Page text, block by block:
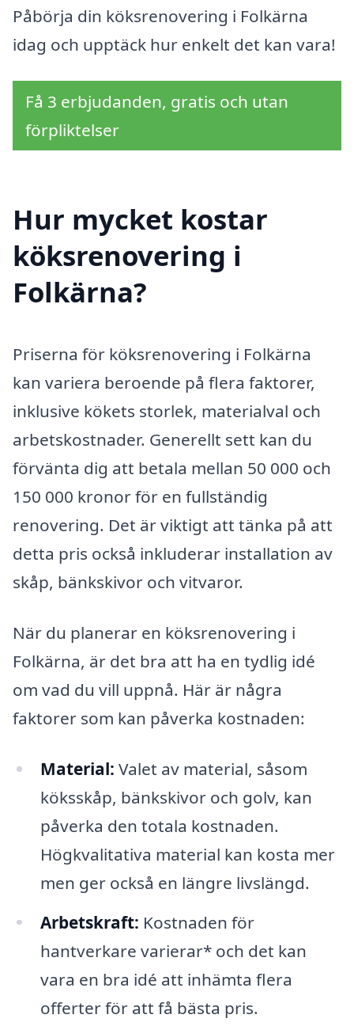
Påbörja din köksrenovering i Folkärna
idag och upptäck hur enkelt det kan vara!
Få 3 erbjudanden, gratis och utan
förpliktelser
Hur mycket kostar
köksrenovering i
Folkärna?
Priserna för köksrenovering i Folkärna
kan variera beroende på flera faktorer,
inklusive kökets storlek, materialval och
arbetskostnader. Generellt sett kan du
förvänta dig att betala mellan 50 000 och
150 000 kronor för en fullständig
renovering. Det är viktigt att tänka på att
detta pris också inkluderar installation av
skåp, bänkskivor och vitvaror.
När du planerar en köksrenovering i
Folkärna, är det bra att ha en tydlig idé
om vad du vill uppnå. Här är några
faktorer som kan påverka kostnaden:
Material: Valet av material, såsom
köksskåp, bänkskivor och golv, kan
påverka den totala kostnaden.
Högkvalitativa material kan kosta mer
men ger också en längre livslängd.
Arbetskraft: Kostnaden för
hantverkare varierar* och det kan
vara en bra idé att inhämta flera
offerter för att få bästa pris.